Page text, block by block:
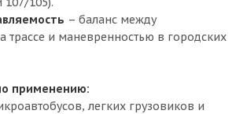
– баланс между
трассе и маневренностью в городских
применению:
легких грузовиков и